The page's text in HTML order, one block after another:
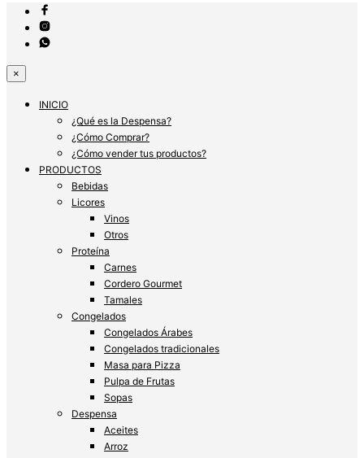
×
INICIO
¿Qué es la Despensa?
¿Cómo Comprar?
¿Cómo vender tus productos?
PRODUCTOS
Bebidas
Licores
Vinos
Otros
Proteína
Carnes
Cordero Gourmet
Tamales
Congelados
Congelados Árabes
Congelados tradicionales
Masa para Pizza
Pulpa de Frutas
Sopas
Despensa
Aceites
Arroz